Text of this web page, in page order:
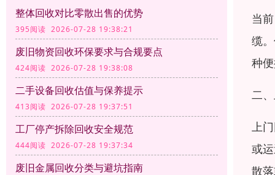
整体回收对比零散出售的优势
395阅读 2026-07-28 19:38:21
废旧物资回收环保要求与合规要点
424阅读 2026-07-28 19:38:08
二手设备回收估值与保养提示
413阅读 2026-07-28 19:37:51
工厂停产拆除回收安全规范
444阅读 2026-07-28 19:37:34
废旧金属回收分类与避坑指南
当
缆
种
二
上
或
散